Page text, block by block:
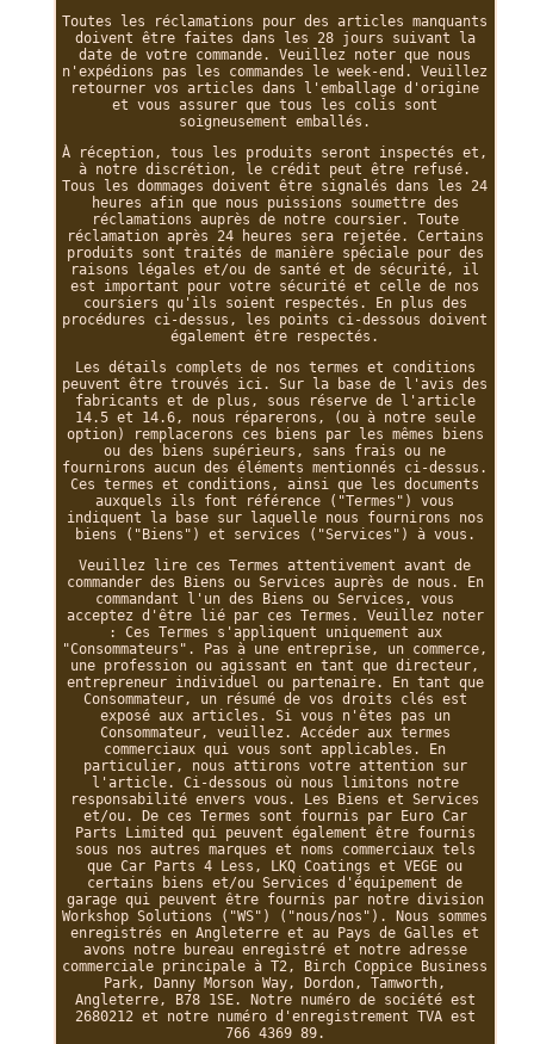
Toutes les réclamations pour des articles manquants
doivent être faites dans les 28 jours suivant la
date de votre commande. Veuillez noter que nous
n'expédions pas les commandes le week-end. Veuillez
retourner vos articles dans l'emballage d'origine
et vous assurer que tous les colis sont
soigneusement emballés.
À réception, tous les produits seront inspectés et,
à notre discrétion, le crédit peut être refusé.
Tous les dommages doivent être signalés dans les 24
heures afin que nous puissions soumettre des
réclamations auprès de notre coursier. Toute
réclamation après 24 heures sera rejetée. Certains
produits sont traités de manière spéciale pour des
raisons légales et/ou de santé et de sécurité, il
est important pour votre sécurité et celle de nos
coursiers qu'ils soient respectés. En plus des
procédures ci-dessus, les points ci-dessous doivent
également être respectés.
Les détails complets de nos termes et conditions
peuvent être trouvés ici. Sur la base de l'avis des
fabricants et de plus, sous réserve de l'article
14.5 et 14.6, nous réparerons, (ou à notre seule
option) remplacerons ces biens par les mêmes biens
ou des biens supérieurs, sans frais ou ne
fournirons aucun des éléments mentionnés ci-dessus.
Ces termes et conditions, ainsi que les documents
auxquels ils font référence ("Termes") vous
indiquent la base sur laquelle nous fournirons nos
biens ("Biens") et services ("Services") à vous.
Veuillez lire ces Termes attentivement avant de
commander des Biens ou Services auprès de nous. En
commandant l'un des Biens ou Services, vous
acceptez d'être lié par ces Termes. Veuillez noter
: Ces Termes s'appliquent uniquement aux
"Consommateurs". Pas à une entreprise, un commerce,
une profession ou agissant en tant que directeur,
entrepreneur individuel ou partenaire. En tant que
Consommateur, un résumé de vos droits clés est
exposé aux articles. Si vous n'êtes pas un
Consommateur, veuillez. Accéder aux termes
commerciaux qui vous sont applicables. En
particulier, nous attirons votre attention sur
l'article. Ci-dessous où nous limitons notre
responsabilité envers vous. Les Biens et Services
et/ou. De ces Termes sont fournis par Euro Car
Parts Limited qui peuvent également être fournis
sous nos autres marques et noms commerciaux tels
que Car Parts 4 Less, LKQ Coatings et VEGE ou
certains biens et/ou Services d'équipement de
garage qui peuvent être fournis par notre division
Workshop Solutions ("WS") ("nous/nos"). Nous sommes
enregistrés en Angleterre et au Pays de Galles et
avons notre bureau enregistré et notre adresse
commerciale principale à T2, Birch Coppice Business
Park, Danny Morson Way, Dordon, Tamworth,
Angleterre, B78 1SE. Notre numéro de société est
2680212 et notre numéro d'enregistrement TVA est
766 4369 89.